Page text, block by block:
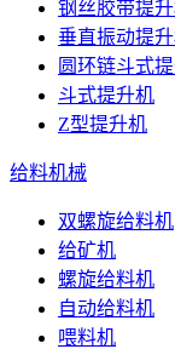
钢丝胶带提
垂直振动提
圆环链斗式
斗式提升机
Z型提升机
给料机械
双螺旋给料机
给矿机
螺旋给料机
自动给料机
喂料机